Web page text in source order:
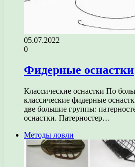
05.07.2022
0
Фидерные оснастки
Классические оснастки По
классические фидерные
две большие группы:
оснастки. Патерностер…
Методы ловли